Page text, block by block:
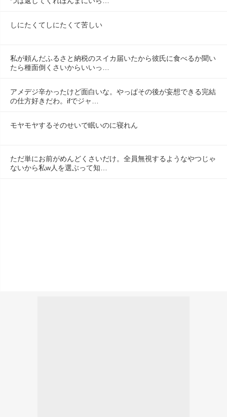
しにたくてしにたくて苦しい
私が頼んだふるさと納税のスイカ届いたから彼氏に食べるか聞い
たら種面倒くさいからいいっ…
アメデジ辛かったけど面白いな。やっぱその後が妄想できる完結
の仕方好きだわ。ifでジャ…
モヤモヤするそのせいで眠いのに寝れん
ただ単にお前がめんどくさいだけ。全員無視するようなやつじゃ
ないから私w人を選ぶって知…